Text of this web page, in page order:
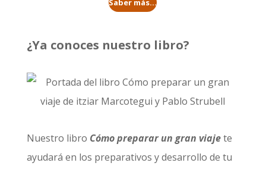
Saber más...
¿Ya conoces nuestro libro?
Nuestro libro Cómo preparar un gran viajete
ayudará en los preparativos y desarrollo de tu